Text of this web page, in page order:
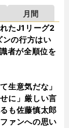
月間
たJ1リーグ2
の行方はい
者が全順位を
生意気だな」
に」厳しい言
も佐藤慎太郎
ァンへの思い